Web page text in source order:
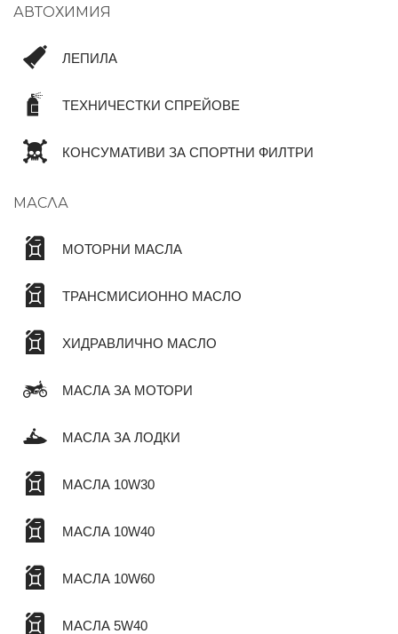
АВТОХИМИЯ
ЛЕПИЛА
ТЕХНИЧЕСТКИ СПРЕЙОВЕ
КОНСУМАТИВИ ЗА СПОРТНИ ФИЛТРИ
МАСЛА
МОТОРНИ МАСЛА
ТРАНСМИСИОННО МАСЛО
ХИДРАВЛИЧНО МАСЛО
МАСЛА ЗА МОТОРИ
МАСЛА ЗА ЛОДКИ
МАСЛА 10W30
МАСЛА 10W40
МАСЛА 10W60
МАСЛА 5W40